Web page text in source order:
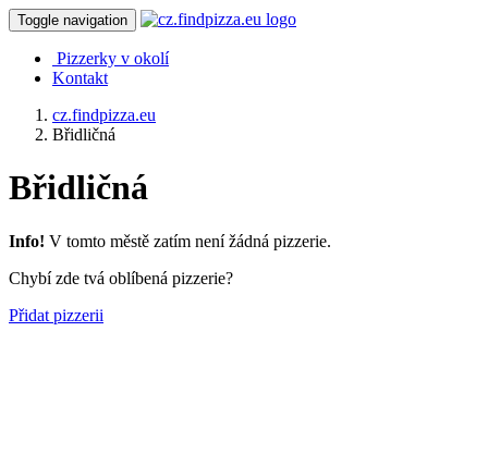
Toggle navigation
Pizzerky v okolí
Kontakt
cz.findpizza.eu
Břidličná
Břidličná
Info! V tomto městě zatím není žádná pizzerie.
Chybí zde tvá oblíbená pizzerie?
Přidat pizzerii